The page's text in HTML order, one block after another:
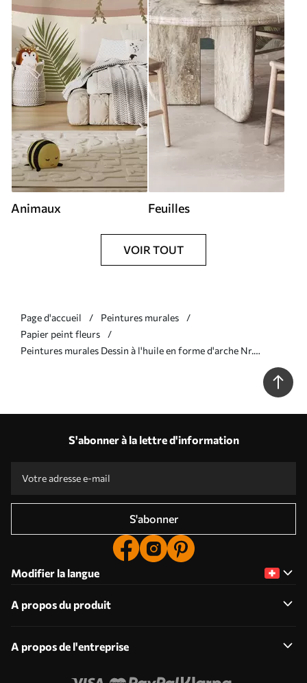
Animaux Feuilles
VOIR TOUT
Page d'accueil
Peintures murales
Papier peint fleurs
Peintures murales Dessin à l'huile en forme d'arche Nr.
S'abonner à la lettre d'information
S'abonner
Modifier la langue
A propos du produit
A propos de l'entreprise